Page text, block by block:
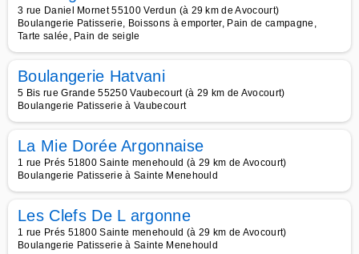
3 rue Daniel Mornet 55100 Verdun (à 29 km de Avocourt)
Boulangerie Patisserie, Boissons à emporter, Pain de campagne,
Tarte salée, Pain de seigle
Boulangerie Hatvani
5 Bis rue Grande 55250 Vaubecourt (à 29 km de Avocourt)
Boulangerie Patisserie à Vaubecourt
La Mie Dorée Argonnaise
1 rue Prés 51800 Sainte menehould (à 29 km de Avocourt)
Boulangerie Patisserie à Sainte Menehould
Les Clefs De L argonne
1 rue Prés 51800 Sainte menehould (à 29 km de Avocourt)
Boulangerie Patisserie à Sainte Menehould